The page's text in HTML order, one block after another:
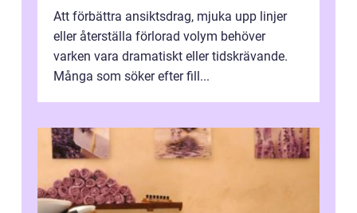
Att förbättra ansiktsdrag, mjuka upp linjer
eller återställa förlorad volym behöver
varken vara dramatiskt eller tidskrävande.
Många som söker efter fill...